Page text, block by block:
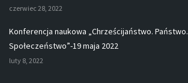
czerwiec 28, 2022
Konferencja naukowa „Chrześcijaństwo. Państwo.
Społeczeństwo”-19 maja 2022
luty 8, 2022